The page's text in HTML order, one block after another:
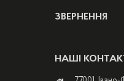
ЗВЕРНЕННЯ
НАШІ